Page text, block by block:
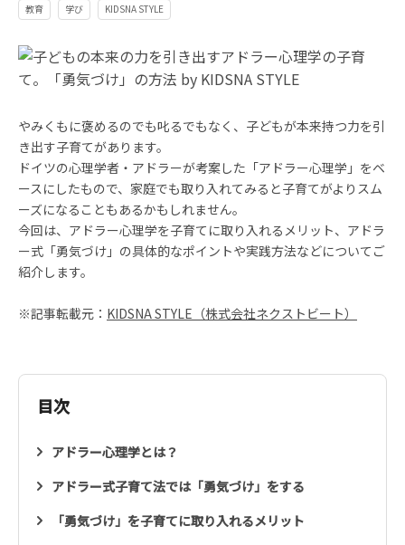
教育 学び KIDSNA STYLE
やみくもに褒めるのでも叱るでもなく、子どもが本来持つ力を引
き出す子育てがあります。
ドイツの心理学者・アドラーが考案した「アドラー心理学」をベ
ースにしたもので、家庭でも取り入れてみると子育てがよりスム
ーズになることもあるかもしれません。
今回は、アドラー心理学を子育てに取り入れるメリット、アドラ
ー式「勇気づけ」の具体的なポイントや実践方法などについてご
紹介します。
※記事転載元： KIDSNA STYLE（株式会社ネクストビート）
目次
アドラー心理学とは？
アドラー式子育て法では「勇気づけ」をする
「勇気づけ」を子育てに取り入れるメリット